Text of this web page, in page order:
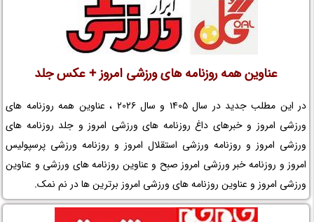
عناوین همه روزنامه های ورزشی امروز + عکس جلد
در این مطلب جدید در سال 1405 و سال 2026 ، عناوین همه روزنامه های
ورزشی امروز و خبرهای داغ روزنامه های ورزشی امروز و جلد روزنامه های
ورزشی امروز و روزنامه ورزشی استقلال امروز و روزنامه ورزشی پرسپولیس
امروز و روزنامه خبر ورزشی امروز صبح و عناوین روزنامه های ورزشی و عناوین
ورزشی امروز و عناوین روزنامه های ورزشی امروز برترین ها در نم نمک.